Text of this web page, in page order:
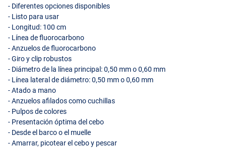
Fluo Green
- Diferentes opciones disponibles
- Listo para usar
- Longitud: 100 cm
- Línea de fluorocarbono
- Anzuelos de fluorocarbono
- Giro y clip robustos
- Diámetro de la línea principal: 0,50 mm o 0,60 mm
- Línea lateral de diámetro: 0,50 mm o 0,60 mm
- Atado a mano
- Anzuelos afilados como cuchillas
- Pulpos de colores
- Presentación óptima del cebo
- Desde el barco o el muelle
- Amarrar, picotear el cebo y pescar